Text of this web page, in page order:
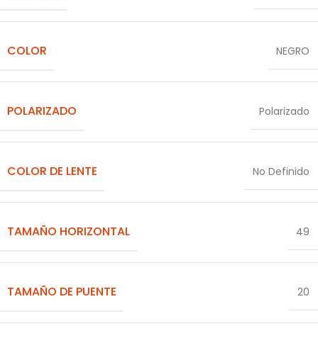
COLOR NEGRO
POLARIZADO Polarizado
COLOR DE LENTE No Definido
TAMAÑO HORIZONTAL 49
TAMAÑO DE PUENTE 20